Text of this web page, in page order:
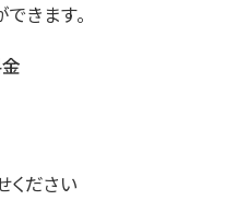
きます。
ださい